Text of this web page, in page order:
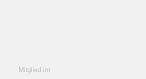
Mitglied im